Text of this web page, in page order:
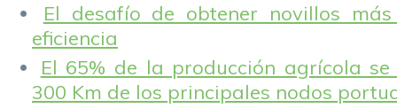
El desafío de obtener novillos
eficiencia
El 65% de la producción agrícola
300 Km de los principales nodos